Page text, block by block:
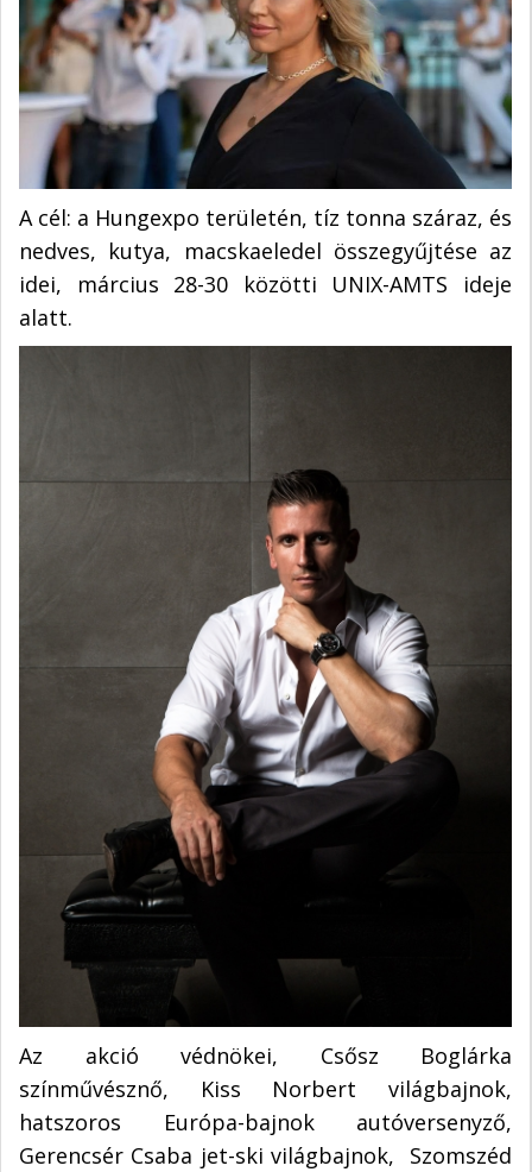
A cél: a Hungexpo területén, tíz tonna száraz, és
nedves, kutya, macskaeledel összegyűjtése az
idei, március 28-30 közötti UNIX-AMTS ideje
alatt.
Az akció védnökei, Csősz Boglárka
színművésznő, Kiss Norbert világbajnok,
hatszoros Európa-bajnok autóversenyző,
Gerencsér Csaba jet-ski világbajnok, Szomszéd